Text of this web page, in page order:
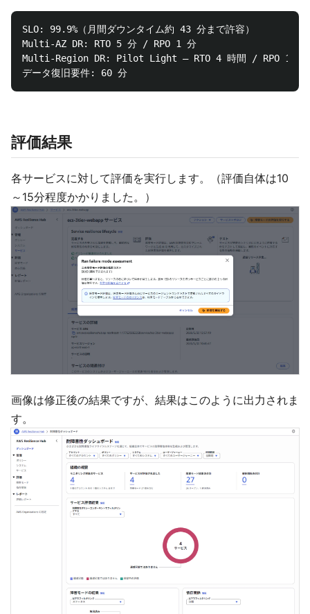
SLO: 99.9%（月間ダウンタイム約 43 分まで許容）
Multi-AZ DR: RTO 5 分 / RPO 1 分
Multi-Region DR: Pilot Light — RTO 4 時間 / RPO 1 時
評価結果
各サービスに対して評価を実行します。（評価自体は10
～15分程度かかりました。）
画像は修正後の結果ですが、結果はこのように出力されま
す。